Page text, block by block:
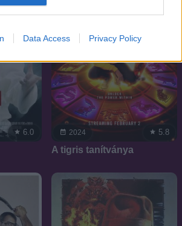
Data Access Privacy Policy
6.0 2024 5.8
A tigris tanítványa